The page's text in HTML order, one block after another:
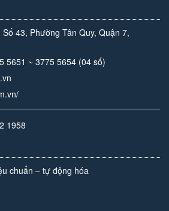
43, Phường Tân Quy, Quận 7,
5651 ~ 3775 5654 (04 số)
1958
chuẩn – tự động hóa